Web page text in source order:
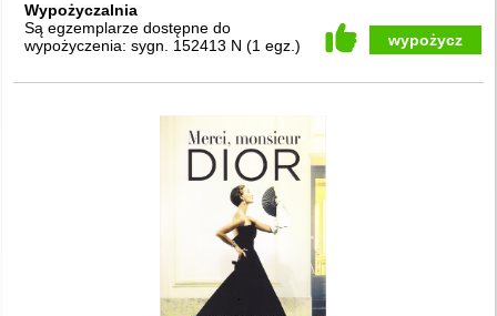
Wypożyczalnia
Są egzemplarze dostępne do
wypożyczenia: sygn. 152413 N (1 egz.) wypożycz